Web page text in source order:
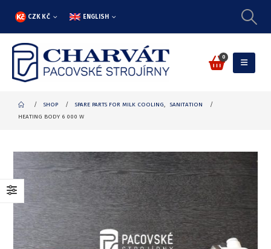
CZK KČ ENGLISH
0
SHOP SPARE PARTS FOR MILK COOLING,
SANITATION
HEATING BODY 6 000 W